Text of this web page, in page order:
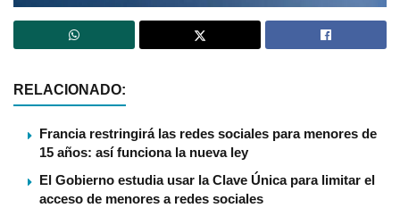
RELACIONADO:
Francia restringirá las redes sociales para menores de
15 años: así funciona la nueva ley
El Gobierno estudia usar la Clave Única para limitar el
acceso de menores a redes sociales